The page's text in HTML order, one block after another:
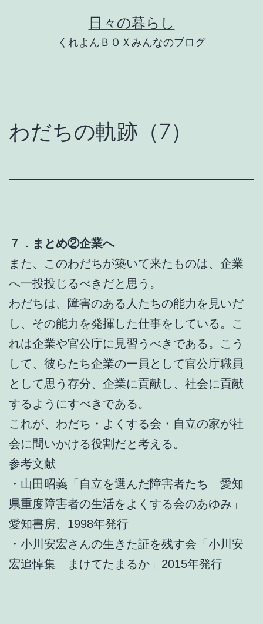
ス
日々の暮らし
くれよんＢＯＸみんなのブログ
わだちの軌跡（7）
７．まとめ②企業へ
また、このわだちが築いて来たものは、企業
へ一投投じるべきだと思う。
わだちは、障害のある人たちの能力を見いだ
し、その能力を発揮した仕事をしている。こ
れは企業や官公庁に見習うべきである。こう
して、彼らたち企業の一員として官公庁職員
として思う存分、企業に貢献し、社会に貢献
するようにすべきである。
これが、わだち・よくする会・自立の家が社
会に問いかける役割だと考える。
参考文献
・山田昭義「自立を選んだ障害者たち 愛知
県重度障害者の生活をよくする会のあゆみ」
愛知書房、1998年発行
・小川安宏さんの生きた証を残す会「小川安
宏追悼集 まけてたまるか」2015年発行